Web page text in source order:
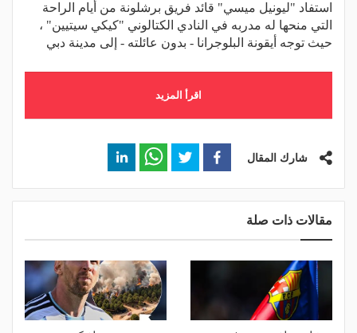
استفاد "ليونيل ميسي" قائد فريق برشلونة من أيام الراحة
التي منحها له مدربه في النادي الكتالوني "كيكي سيتيين" ،
حيث توجه أيقونة البلوجرانا - بدون عائلته - إلى مدينة دبي
اقرأ المزيد
شارك المقال
مقالات ذات صلة